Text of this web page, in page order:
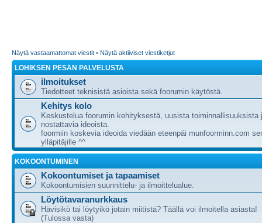
Näytä vastaamattomat viestit • Näytä aktiiviset viestiketjut
LOHIKSEN PESÄN PALVELUSTA
ilmoitukset
Tiedotteet teknisistä asioista sekä foorumin käytöstä.
Kehitys kolo
Keskustelua foorumin kehityksestä, uusista toiminnallisuuksista
nostattavia ideoista.
foormiin koskevia ideoida viedään eteenpäi munfoorminn.com
ylläpitäjille ^^
KOKOONTUMINEN
Kokoontumiset ja tapaamiset
Kokoontumisien suunnittelu- ja ilmoittelualue.
Löytötavaranurkkaus
Hävisikö tai löytyikö jotain miitistä? Täällä voi ilmoitella asiasta!
(Tulossa vasta)